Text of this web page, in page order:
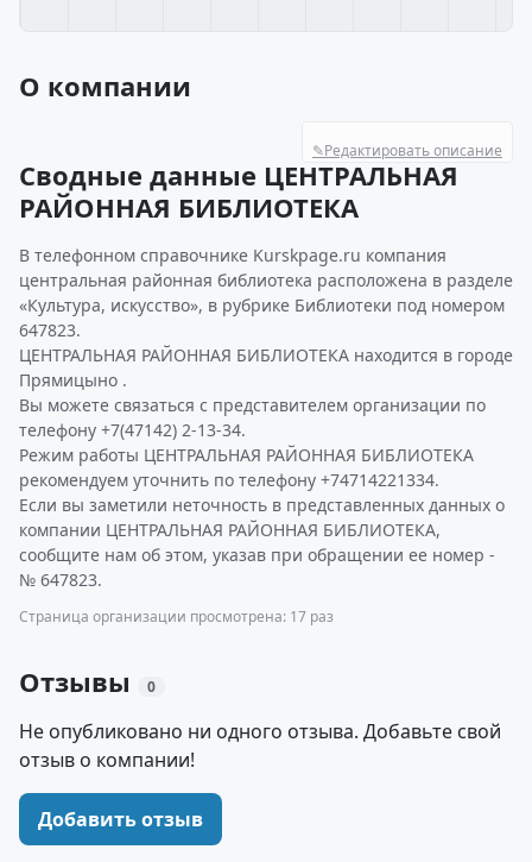
О компании
✎Редактировать описание
Сводные данные ЦЕНТРАЛЬНАЯ
РАЙОННАЯ БИБЛИОТЕКА
В телефонном справочнике Kurskpage.ru компания
центральная районная библиотека расположена в разделе
«Культура, искусство», в рубрике Библиотеки под номером
647823.
ЦЕНТРАЛЬНАЯ РАЙОННАЯ БИБЛИОТЕКА находится в городе
Прямицыно .
Вы можете связаться с представителем организации по
телефону +7(47142) 2-13-34.
Режим работы ЦЕНТРАЛЬНАЯ РАЙОННАЯ БИБЛИОТЕКА
рекомендуем уточнить по телефону +74714221334.
Если вы заметили неточность в представленных данных о
компании ЦЕНТРАЛЬНАЯ РАЙОННАЯ БИБЛИОТЕКА,
сообщите нам об этом, указав при обращении ее номер -
№ 647823.
Страница организации просмотрена: 17 раз
Отзывы 0
Не опубликовано ни одного отзыва. Добавьте свой
отзыв о компании!
Добавить отзыв